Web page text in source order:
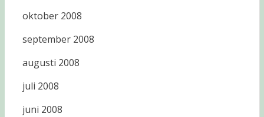
oktober 2008
september 2008
augusti 2008
juli 2008
juni 2008